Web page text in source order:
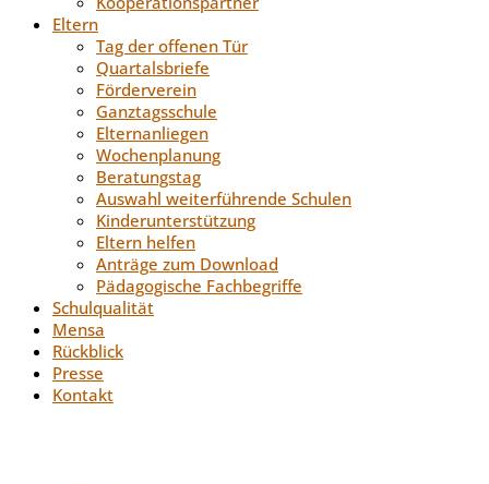
Eltern
Tag der offenen Tür
Quartalsbriefe
Förderverein
Ganztagsschule
Elternanliegen
Wochenplanung
Beratungstag
Auswahl weiterführende Schulen
Kinderunterstützung
Eltern helfen
Anträge zum Download
Pädagogische Fachbegriffe
Schulqualität
Mensa
Rückblick
Presse
Kontakt